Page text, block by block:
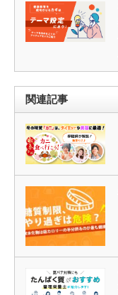
関連記事